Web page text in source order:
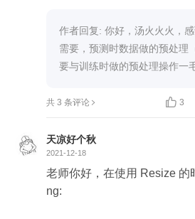
作者回复: 你好，汤火火火，感
需要，预测时数据做的预处理
要与训练时做的预处理操作一
共 3 条评论  3
天凉好个秋
2021-12-18
老师你好，在使用 Resize 的
ng: